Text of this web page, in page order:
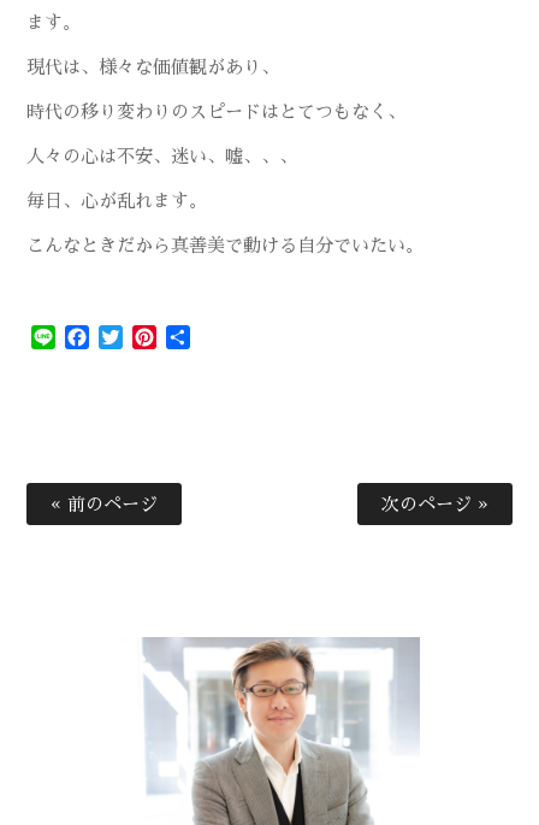
ます。
現代は、様々な価値観があり、
時代の移り変わりのスピードはとてつもなく、
人々の心は不安、迷い、嘘、、、
毎日、心が乱れます。
こんなときだから真善美で動ける自分でいたい。
Line Facebook
TwitterPinterest
« 前のページ 次のページ »